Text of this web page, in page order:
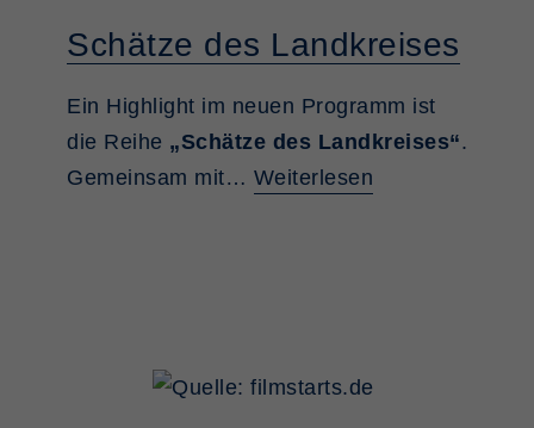
Schätze des Landkreises
Ein Highlight im neuen Programm ist
die Reihe „Schätze des Landkreises“.
Gemeinsam mit… Weiterlesen